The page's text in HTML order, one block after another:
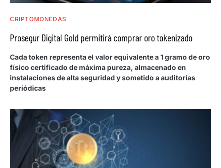
CRIPTOMONEDAS
Prosegur Digital Gold permitirá comprar oro tokenizado
Cada token representa el valor equivalente a 1 gramo de oro
físico certificado de máxima pureza, almacenado en
instalaciones de alta seguridad y sometido a auditorías
periódicas